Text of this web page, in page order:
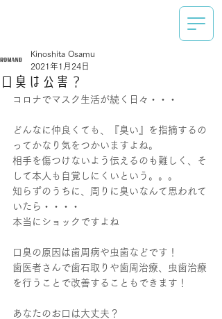
口臭は公害？
Kinoshita Osamu
2021年1月24日
コロナでマスク生活が続く日々・・・
どんなに仲良くても、『臭い』を指摘するの
ってかなり気をつかいますよね。
相手を傷つけないよう伝えるのも難しく、そ
して本人も自覚しにくいという。。。
知らずのうちに、周りに臭いなんて思われて
いたら・・・・
本当にショックですよね
口臭の原因は歯周病や虫歯などです！
歯医者さんで歯石取りや歯周治療、虫歯治療
を行うことで改善することもできます！
あなたのお口は大丈夫？